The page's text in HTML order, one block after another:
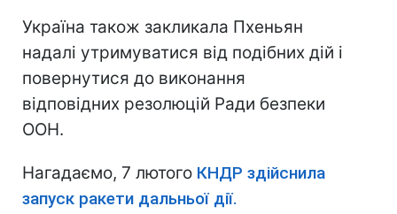
Україна також закликала Пхеньян
надалі утримуватися від подібних дій і
повернутися до виконання
відповідних резолюцій Ради безпеки
ООН.
Нагадаємо, 7 лютого КНДР здійснила
запуск ракети дальньої дії.